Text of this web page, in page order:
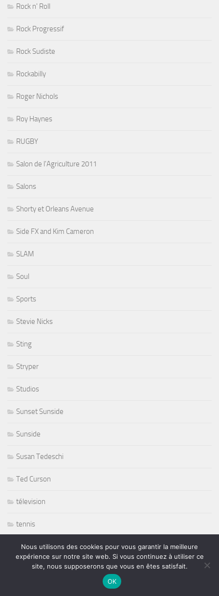
Rock n' Roll
Rock Progressif
Rock Sudiste
Rockabilly
Roger Nichols
Roy Haynes
RUGBY
Salon de l'Agriculture 2011
Salons
Shorty et Orleans Avenue
Side FX and Kim Cameron
SLAM
Soul
Sports
Stevie Nicks
Sting
Stryper
Studios
Sunset Sunside
Sunside
Susan Tedeschi
Ted Curson
télevision
tennis
tennis sport
The Japonese Pop Stars
Nous utilisons des cookies pour vous garantir la meilleure
expérience sur notre site web. Si vous continuez à utiliser ce
site, nous supposerons que vous en êtes satisfait.
OK